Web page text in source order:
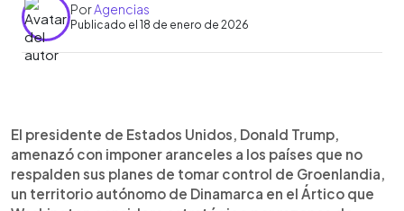
PorAgencias
Publicado el 18 de enero de 2026
► Escuchar artículo
El presidente de Estados Unidos, Donald Trump,
amenazó con imponer aranceles a los países que
no apoyen su plan de tomar control de
Groenlandia, territorio autónomo de Dinamarca. El
mandatario sostiene que la isla es clave para la
El presidente de Estados Unidos, Donald Trump,
amenazó con imponer aranceles a los países que no
respalden sus planes de tomar control de Groenlandia,
un territorio autónomo de Dinamarca en el Ártico que